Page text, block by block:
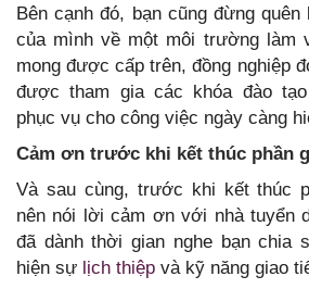
Bên cạnh đó, bạn cũng đừng
của mình về một môi trường làm
mong được cấp trên, đồng nghiệp
được tham gia các khóa đào
phục vụ cho công việc ngày càng
Cảm ơn trước khi kết thúc phần
Và sau cùng, trước khi kết thúc
nên nói lời cảm ơn với nhà tuyển
đã dành thời gian nghe bạn chia
hiện sự lịch thiệp và kỹ năng giao